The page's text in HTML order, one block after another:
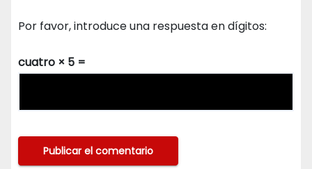
Por favor, introduce una respuesta en dígitos:
cuatro × 5 =